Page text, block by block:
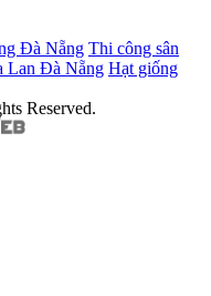
Đà Nẵng Thi công sân
Lan Đà Nẵng Hạt giống
Reserved.